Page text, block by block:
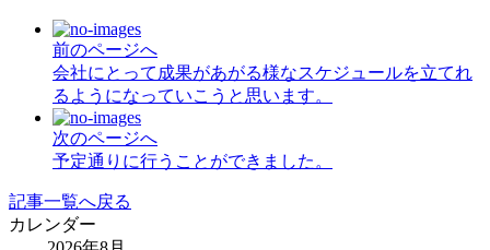
前のページへ
会社にとって成果があがる様なスケジュールを立てれ
るようになっていこうと思います。
次のページへ
予定通りに行うことができました。
記事一覧へ戻る
カレンダー